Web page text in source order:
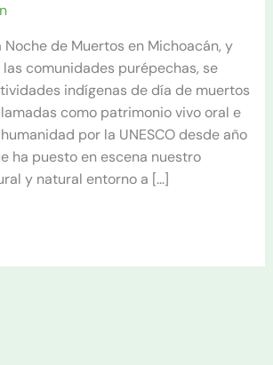
de Muertos en Michoacán, y
comunidades purépechas, se
indígenas de día de muertos
como patrimonio vivo oral e
por la UNESCO desde año
ha puesto en escena nuestro
y natural entorno a […]